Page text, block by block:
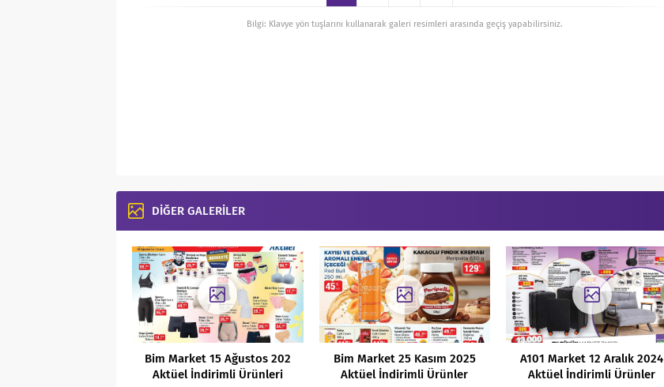
Bilgi: Klavye yön tuşlarını kullanarak galeri resimleri arasında geçiş yapabilirsiniz.
DİĞER GALERİLER
Bim Market 15 Ağustos 202
Aktüel İndirimli Ürünleri
Bim Market 25 Kasım 2025
Aktüel İndirimli Ürünler
A101 Market 12 Aralık 2024
Aktüel İndirimli Ürünler